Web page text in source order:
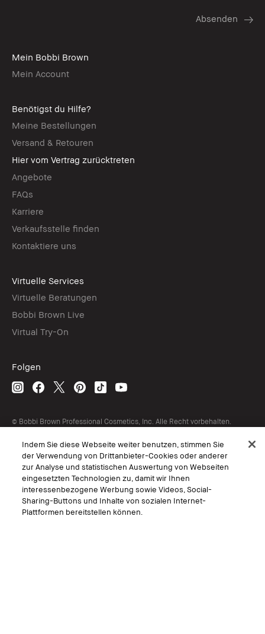
Mein Bobbi Brown
Mein Account
Benötigst du Hilfe?
Meine Bestellungen
Versand & Retouren
Hier vom Vertrag zurücktreten
Angebote
FAQs
Karriere
Verkaufsstelle finden
Kontaktiere uns
Virtuelle Services
Virtuelle Beratungen
Bobbi Brown Live
Virtual Try-On
Folgen
© Bobbi Brown Professional Cosmetics, Inc. Alle Recht vorbehalten.
Interessen-Basierte Werbung
Geschäftsbedingungen
Datenschutzerklärung
Nutzungsbedingungen
Persönliche Einstellungen vornehmen
Indem Sie diese Webseite weiter benutzen, stimmen Sie
der Verwendung von Drittanbieter-Cookies oder anderer
zur Analyse und statistischen Auswertung von Webseiten
eingesetzten Technologien zu, damit wir Ihnen
interessenbezogene Werbung sowie Videos, Social-
Sharing-Buttons und Inhalte von sozialen Internet-
Plattformen bereitstellen können.